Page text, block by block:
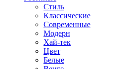
Стиль
Классические
Современные
Модерн
Хай-тек
Цвет
Белые